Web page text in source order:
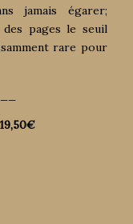
jamais égarer;
pages le seuil
rare pour